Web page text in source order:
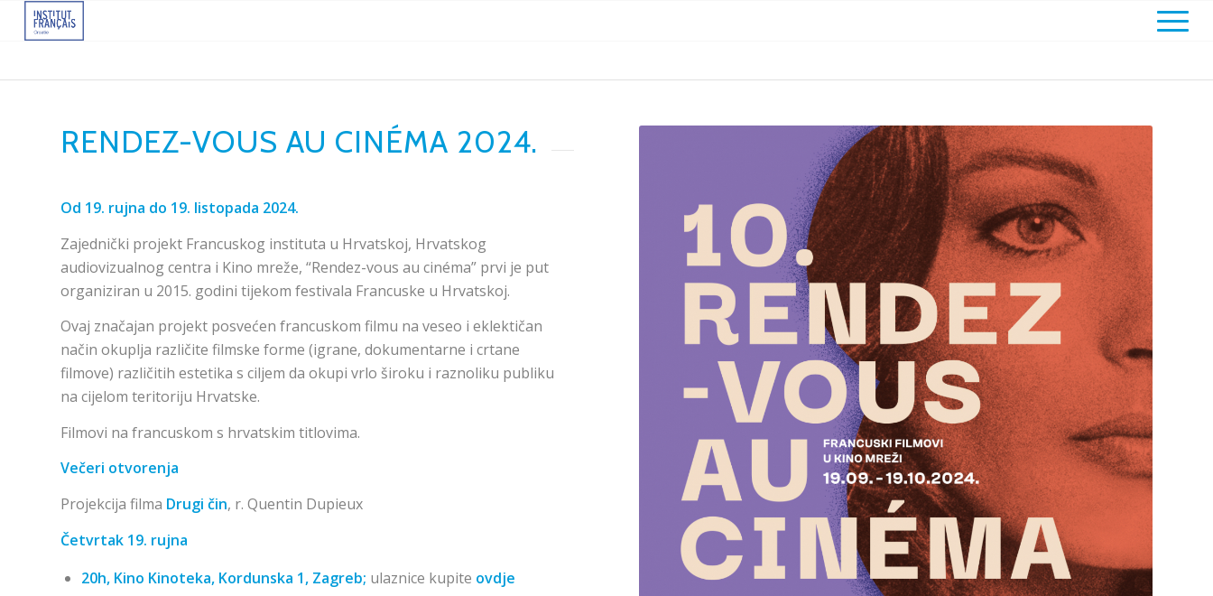
RENDEZ-VOUS AU CINÉMA 2024.
Od 19. rujna do 19. listopada 2024.
Zajednički projekt Francuskog instituta u Hrvatskoj, Hrvatskog
audiovizualnog centra i Kino mreže, “Rendez-vous au cinéma” prvi je put
organiziran u 2015. godini tijekom festivala Francuske u Hrvatskoj.
Ovaj značajan projekt posvećen francuskom filmu na veseo i eklektičan
način okuplja različite filmske forme (igrane, dokumentarne i crtane
filmove) različitih estetika s ciljem da okupi vrlo široku i raznoliku publiku
na cijelom teritoriju Hrvatske.
Filmovi na francuskom s hrvatskim titlovima.
Večeri otvorenja
Projekcija filma Drugi čin, r. Quentin Dupieux
Četvrtak 19. rujna
20h, Kino Kinoteka, Kordunska 1, Zagreb; ulaznice kupite ovdje